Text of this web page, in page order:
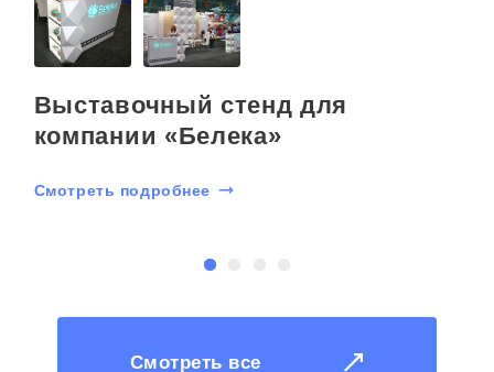
Выставочный стенд для
компании «Белека»
Смотреть подробнее
Смотреть все